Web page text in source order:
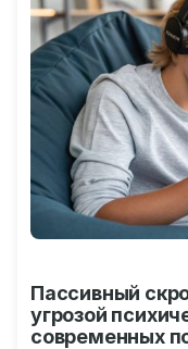
Пассивный
угрозой
современных